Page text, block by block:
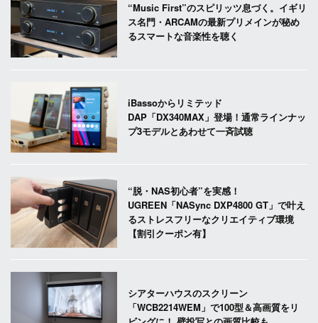
“Music First”のスピリッツ息づく。イギリ
ス名門・ARCAMの最新プリメインが秘め
るスマートな音楽性を聴く
iBassoからリミテッド
DAP「DX340MAX」登場！通常ラインナッ
プ3モデルとあわせて一斉試聴
“脱・NAS初心者”を実感！
UGREEN「NASync DXP4800 GT」で叶え
るストレスフリーなクリエイティブ環境
【割引クーポン有】
シアターハウスのスクリーン
「WCB2214WEM」で100型＆高画質をリ